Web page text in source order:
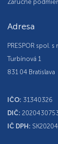
Záručné
Adresa
PRESPOR spol. s
Turbínová 1
831 04 Bratislava
IČO: 31340326
DIČ:
IČ DPH: